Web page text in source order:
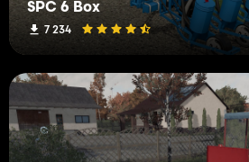
SPC 6 Box
7 234